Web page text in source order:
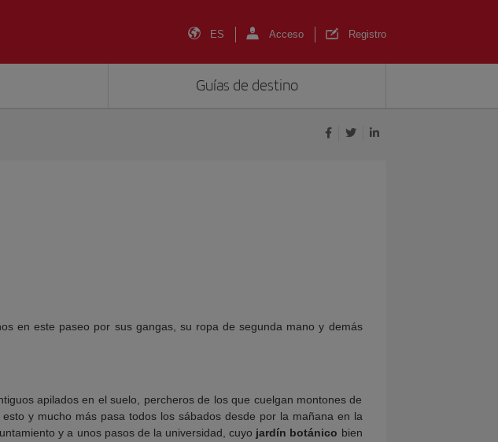
ES Acceso Registro
Guías de destino
en este paseo por sus gangas, su ropa de segunda mano y demás
apilados en el suelo, percheros de los que cuelgan montones de
y mucho más pasa todos los sábados desde por la mañana en la
y a unos pasos de la universidad, cuyo jardín botánico bien